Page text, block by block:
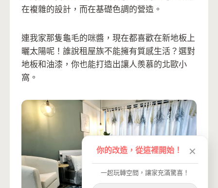
在複雜的設計，而在基礎色調的營造。
連我家那隻龜毛的咪醬，現在都喜歡在新地板上
曬太陽呢！誰說租屋族不能擁有質感生活？選對
地板和油漆，你也能打造出讓人羨慕的北歐小
窩。
你的改造，從這裡開始！ ✕
一起玩轉空間，讓家充滿驚喜！